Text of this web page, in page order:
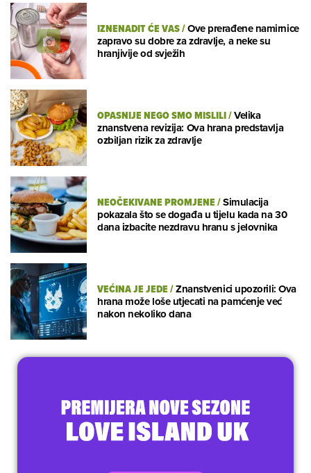
IZNENADIT ĆE VAS/Ove prerađene namirnice
zapravo su dobre za zdravlje, a neke su
hranjivije od svježih
OPASNIJE NEGO SMO MISLILI/Velika
znanstvena revizija: Ova hrana predstavlja
ozbiljan rizik za zdravlje
NEOČEKIVANE PROMJENE/Simulacija
pokazala što se događa u tijelu kada na 30
dana izbacite nezdravu hranu s jelovnika
VEĆINA JE JEDE/Znanstvenici upozorili: Ova
hrana može loše utjecati na pamćenje već
nakon nekoliko dana